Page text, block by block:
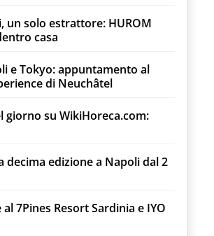
un solo estrattore: HUROM
casa
e Tokyo: appuntamento al
di Neuchâtel
giorno su WikiHoreca.com:
decima edizione a Napoli dal 2
7Pines Resort Sardinia e IYO